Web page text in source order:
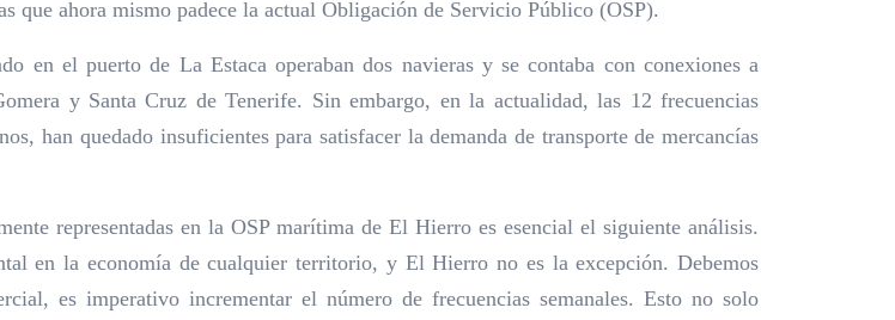
que ahora mismo padece la actual Obligación de Servicio Público (OSP).
en el puerto de La Estaca operaban dos navieras y se contaba con conexiones a
y Santa Cruz de Tenerife. Sin embargo, en la actualidad, las 12 frecuencias
han quedado insuficientes para satisfacer la demanda de transporte de mercancías
representadas en la OSP marítima de El Hierro es esencial el siguiente análisis.
en la economía de cualquier territorio, y El Hierro no es la excepción. Debemos
es imperativo incrementar el número de frecuencias semanales. Esto no solo